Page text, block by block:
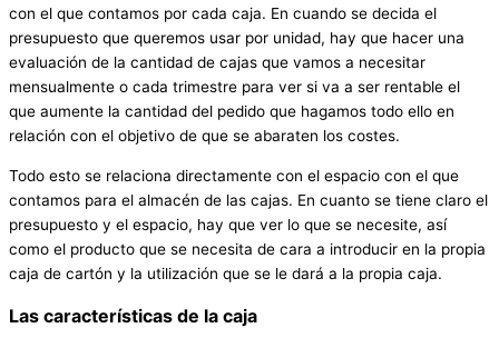
con el que contamos por cada caja. En cuando se decida el
presupuesto que queremos usar por unidad, hay que hacer una
evaluación de la cantidad de cajas que vamos a necesitar
mensualmente o cada trimestre para ver si va a ser rentable el
que aumente la cantidad del pedido que hagamos todo ello en
relación con el objetivo de que se abaraten los costes.
Todo esto se relaciona directamente con el espacio con el que
contamos para el almacén de las cajas. En cuanto se tiene claro el
presupuesto y el espacio, hay que ver lo que se necesite, así
como el producto que se necesita de cara a introducir en la propia
caja de cartón y la utilización que se le dará a la propia caja.
Las características de la caja